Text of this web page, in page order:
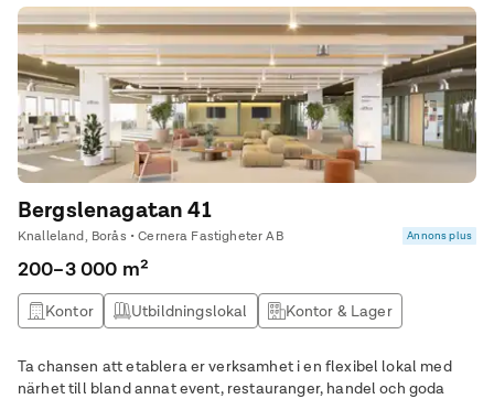
Bergslenagatan 41
Knalleland, Borås • Cernera Fastigheter AB Annons plus
200–3 000 m²
Kontor Utbildningslokal
Kontor & Lager
Ta chansen att etablera er verksamhet i en flexibel lokal med
närhet till bland annat event, restauranger, handel och goda